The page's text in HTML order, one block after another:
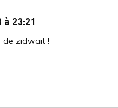
23:21
de zidwait !